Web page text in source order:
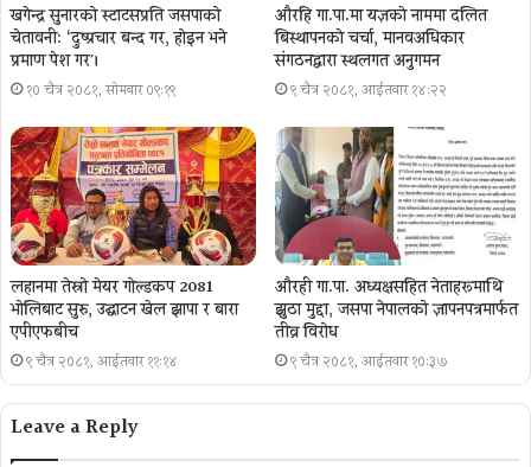
खगेन्द्र सुनारको स्टाटसप्रति जसपाको
चेतावनी: ‘दुष्प्रचार बन्द गर, होइन भने
प्रमाण पेश गर´।
१० चैत्र २०८१, सोमबार ०९:१९
औरहि गा.पा.मा यज्ञकाे नाममा दलित
बिस्थापनकाे चर्चा, मानवअधिकार
संगठनद्वारा स्थलगत अनुगमन
९ चैत्र २०८१, आईतवार १४:२२
लहानमा तेस्रो मेयर गोल्डकप 2081
भोलिबाट सुरु, उद्घाटन खेल झापा र बारा
एपीएफबीच
९ चैत्र २०८१, आईतवार ११:१४
औरही गा.पा. अध्यक्षसहित नेताहरूमाथि
झुठा मुद्दा, जसपा नेपालको ज्ञापनपत्रमार्फत
तीव्र विरोध
९ चैत्र २०८१, आईतवार १०:३७
Leave a Reply